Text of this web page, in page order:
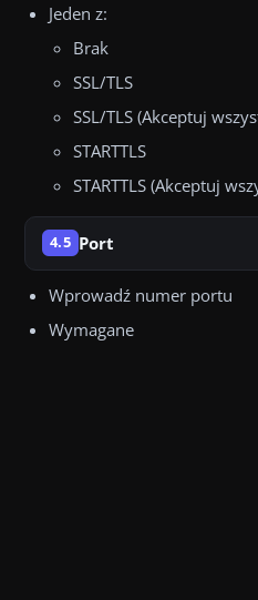
Jeden z:
Brak
SSL/TLS
SSL/TLS (Akceptuj
STARTTLS
STARTTLS (Akceptuj
4.5 Port
Wprowadź numer portu
Wymagane